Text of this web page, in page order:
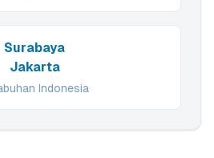
Surabaya
Jakarta
Indonesia